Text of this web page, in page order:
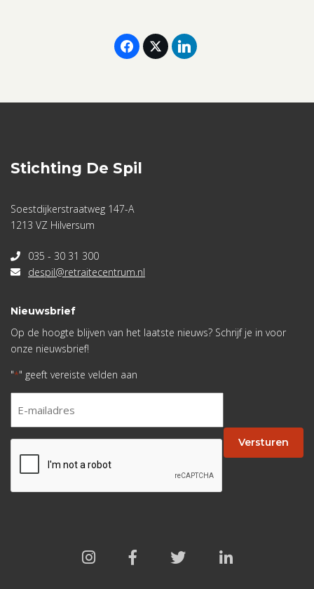
Stichting De Spil
Soestdijkerstraatweg 147-A
1213 VZ Hilversum
035 - 30 31 300
despil@retraitecentrum.nl
Nieuwsbrief
Op de hoogte blijven van het laatste nieuws? Schrijf je in voor
onze nieuwsbrief!
"*" geeft vereiste velden aan
* Versturen